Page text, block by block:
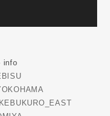
info
IKEBUKURO_EAST